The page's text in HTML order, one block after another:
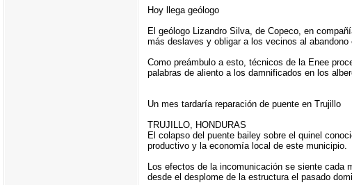
Hoy llega geólogo
El geólogo Lizandro Silva, de Copeco, en
más deslaves y obligar a los vecinos al abandono
Como preámbulo a esto, técnicos de la Enee
palabras de aliento a los damnificados en los
Un mes tardaría reparación de puente en Trujillo
TRUJILLO, HONDURAS
El colapso del puente bailey sobre el quinel
productivo y la economía local de este municipio.
Los efectos de la incomunicación se siente cada
desde el desplome de la estructura el pasado